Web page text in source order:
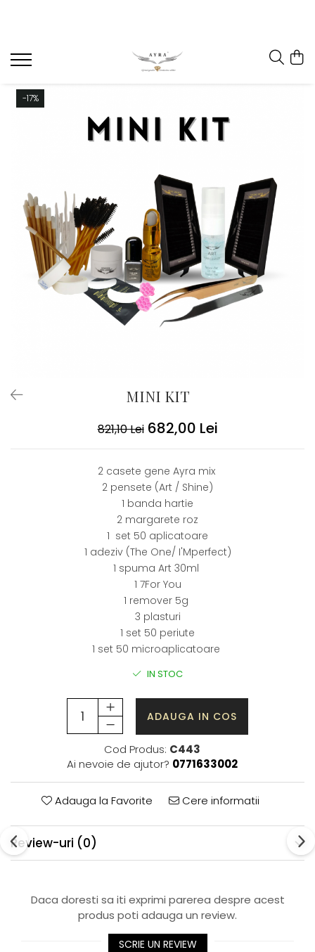
Individuale - 6 linii
-17%
MINI KIT
821,10 Lei 682,00 Lei
2 casete gene Ayra mix
2 pensete (Art / Shine)
1 banda hartie
2 margarete roz
1 set 50 aplicatoare
1 adeziv (The One/ I'Mperfect)
1 spuma Art 30ml
1 7For You
1 remover 5g
3 plasturi
1 set 50 periute
1 set 50 microaplicatoare
IN STOC
ADAUGA IN COS
Cod Produs: C443
Ai nevoie de ajutor? 0771633002
Adauga la Favorite Cere informatii
Review-uri (0)
Daca doresti sa iti exprimi parerea despre acest
produs poti adauga un review.
SCRIE UN REVIEW